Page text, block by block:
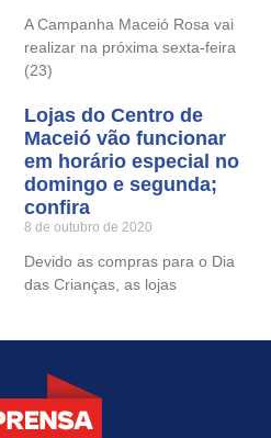
A Campanha Maceió Rosa vai
realizar na próxima sexta-feira
(23)
Lojas do Centro de
Maceió vão funcionar
em horário especial no
domingo e segunda;
confira
8 de outubro de 2020
Devido as compras para o Dia
das Crianças, as lojas